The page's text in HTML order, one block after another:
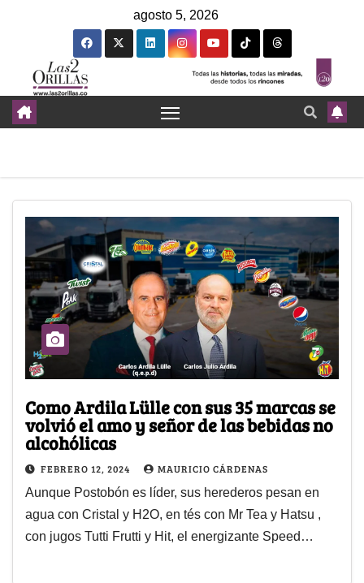
agosto 5, 2026
Como Ardila Lülle con sus 35 marcas se
volvió el amo y señor de las bebidas no
alcohólicas
FEBRERO 12, 2024 MAURICIO CÁRDENAS
Aunque Postobón es líder, sus herederos pesan en
agua con Cristal y H2O, en tés con Mr Tea y Hatsu ,
con jugos Tutti Frutti y Hit, el energizante Speed…